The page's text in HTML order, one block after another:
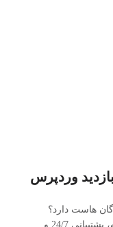
وردپرس
هاست دارد؟
✅ داتیس با ارائه سرعت بالا، امنیت پیشرفته، پشتیبانی 24/7 و